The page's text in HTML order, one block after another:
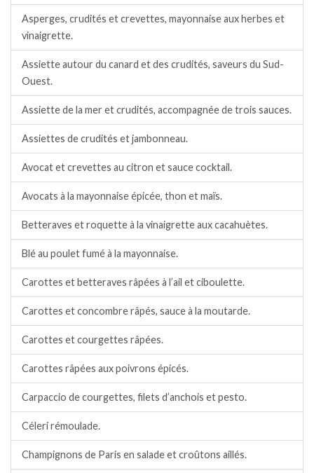
Asperges, crudités et crevettes, mayonnaise aux herbes et
vinaigrette.
Assiette autour du canard et des crudités, saveurs du Sud-
Ouest.
Assiette de la mer et crudités, accompagnée de trois sauces.
Assiettes de crudités et jambonneau.
Avocat et crevettes au citron et sauce cocktail.
Avocats à la mayonnaise épicée, thon et maïs.
Betteraves et roquette à la vinaigrette aux cacahuètes.
Blé au poulet fumé à la mayonnaise.
Carottes et betteraves râpées à l’ail et ciboulette.
Carottes et concombre râpés, sauce à la moutarde.
Carottes et courgettes râpées.
Carottes râpées aux poivrons épicés.
Carpaccio de courgettes, filets d’anchois et pesto.
Céleri rémoulade.
Champignons de Paris en salade et croûtons aillés.